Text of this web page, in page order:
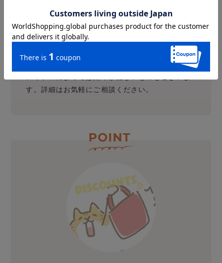
校章の刻印のオーダーもOK
オリジナルロゴの刻印ご希望の場合、別途型代と
サンプル代を頂戴いたします。ロゴデーターは、
Aiデータでのご入稿をお願いします。
す。詳細はお気軽にご相談ください。